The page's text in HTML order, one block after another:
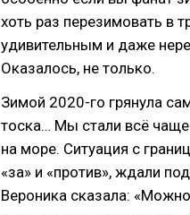
хоть раз перезимовать в
удивительным и даже
Оказалось, не только.
Зимой 2020-го грянула
тоска… Мы стали всё
на море. Ситуация с
«за» и «против», ждали
Вероника сказала: